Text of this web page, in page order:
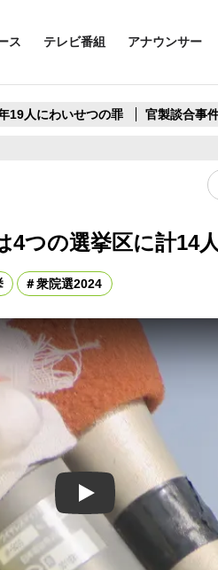
ス テレビ番組 アナウンサー
19人にわいせつの罪 官製談合事
4つの選挙区に計14
衆院選2024
Play